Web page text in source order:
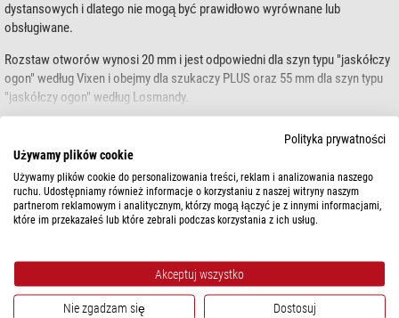
dystansowych i dlatego nie mogą być prawidłowo wyrównane lub
obsługiwane.
Rozstaw otworów wynosi 20 mm i jest odpowiedni dla szyn typu "jaskółczy
ogon" według Vixen i obejmy dla szukaczy PLUS oraz 55 mm dla szyn typu
"jaskółczy ogon" według Losmandy.
Podobnie jak wszystkie elementy montażowe z serii PLUS
Universal System), jest to precyzyjnie obrabiany CNC element aluminiowy.
Materiał jest piaskowany i utwardzany podczas procesu produkcyjnego, aby
uczynić go bardziej stabilnym i chronić przed korozją.
DANE TECHNICZNE
Ogólnie
Seria
PLUS
Typ
Akcesoria do montażu
Wysokość (mm)
Polityka prywatności
Używamy plików cookie
Używamy plików cookie do personalizowania treści, reklam i analizowania naszego
ruchu. Udostępniamy również informacje o korzystaniu z naszej witryny naszym
partnerom reklamowym i analitycznym, którzy mogą łączyć je z innymi informacjami,
które im przekazałeś lub które zebrali podczas korzystania z ich usług.
Akceptuj wszystko
Nie zgadzam się Dostosuj